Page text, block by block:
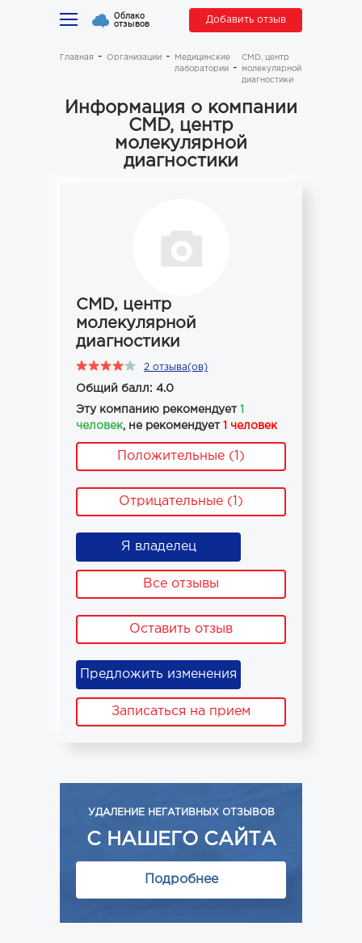
Облако
отзывов Добавить отзыв
Главная Организации
Медицинские
лаборатории
CMD, центр
молекулярной
диагностики
Информация о компании
CMD, центр
молекулярной
диагностики
CMD, центр
молекулярной
диагностики
2 отзыва(ов)
Общий балл: 4.0
Эту компанию рекомендует 1
человек, не рекомендует 1 человек
Положительные (1)
Отрицательные (1)
Я владелец
Все отзывы
Оставить отзыв
Предложить изменения
Записаться на прием
УДАЛЕНИЕ НЕГАТИВНЫХ ОТЗЫВОВ
С НАШЕГО САЙТА
Подробнее